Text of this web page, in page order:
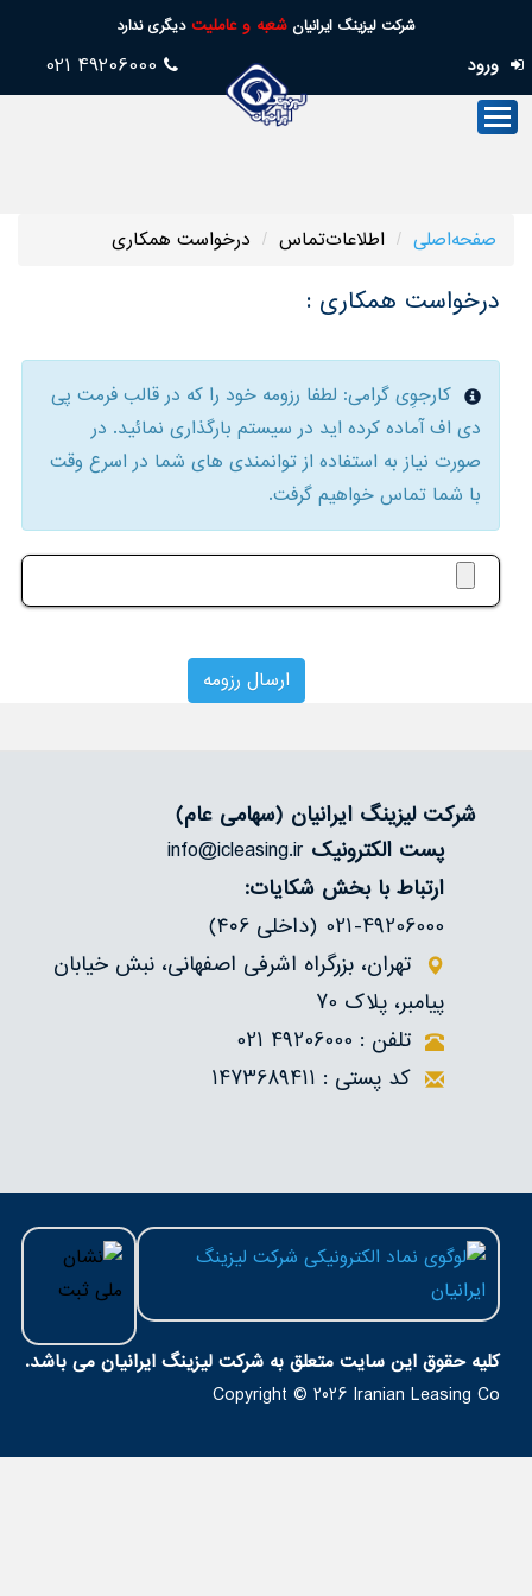
شرکت لیزینگ ایرانیان شعبه و عاملیتدیگری ندارد
ورود
صفحه‌اصلی
خدمات
فروش
تسهیلات
امورسهام
خدمات‌مجازی
درباره‌ما
تماس
صفحه‌اصلی اطلاعات‌تماس درخواست همکاری
درخواست همکاری :
کارجوِی گرامی: لطفا رزومه خود را که در قالب فرمت پی
دی اف آماده کرده اید در سیستم بارگذاری نمائید. در
صورت نیاز به استفاده از توانمندی های شما در اسرع وقت
با شما تماس خواهیم گرفت.
شرکت لیزینگ ایرانیان (سهامی عام)
پست الکترونیک
ارتباط با بخش شکایات:
021-49206000 (داخلی ۴۰6)
تهران، بزرگراه اشرفی اصفهانی، نبش خیابان
پیامبر، پلاک 70
تلفن : 49206000 021
کد پستی : 1473689411
کلیه حقوق اين سايت متعلق به شرکت لیزینگ ایرانیان می باشد.
Copyright © 2026 Iranian Leasing Co